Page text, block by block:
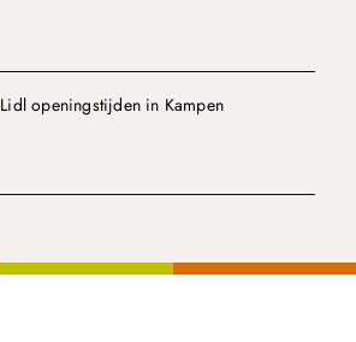
Lidl openingstijden in Kampen